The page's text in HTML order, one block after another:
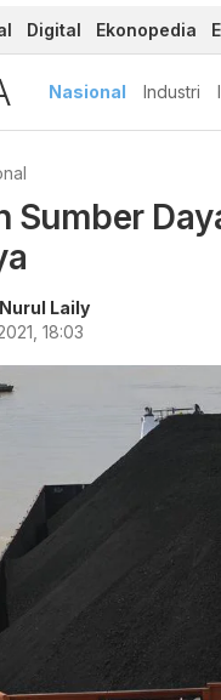
Digital Ekonopedia
Nasional Industri
Sumber
Laily
18:03